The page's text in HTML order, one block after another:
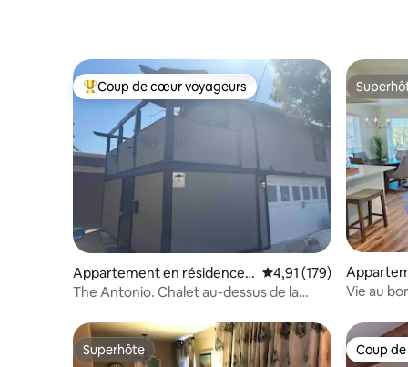
Coups de cœur voyageurs les plus appréciés
Coup de cœur voyageurs
Appartement en résidence ⋅
Dallas
Évaluation moyenne
4,91 (179)
The Antonio. Chalet au-dessus de la
Garland
Vie au
Superhôte
Superhôte Coup
Coup